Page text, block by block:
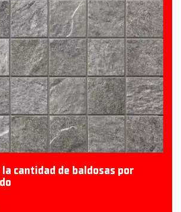
la cantidad de baldosas por